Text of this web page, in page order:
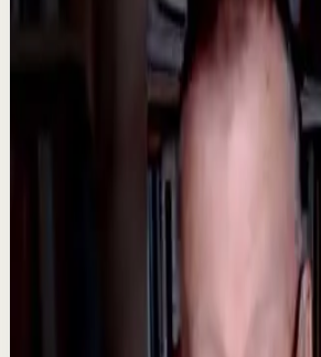
Razones por las cuales la
depresión | Rafa López en
@asiomasclaropodcast
¿Por qué tantas personas enfrentan
día? En esta entrevista, el Dr. Rafa
explica las causas más comunes